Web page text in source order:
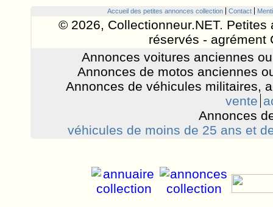
Accueil des petites annonces collection Contact
© 2026, Collectionneur.NET.
réservés - agrément
Annonces voitures anciennes
Annonces de motos anciennes
Annonces de véhicules militaires,
vente
Annonces
véhicules de moins de 25 ans et